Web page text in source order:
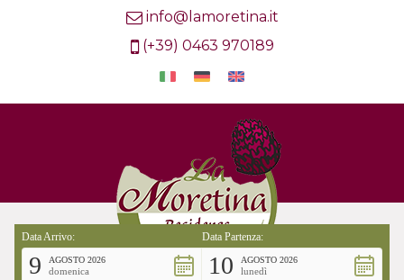
info@lamoretina.it
(+39) 0463 970189
Data Arrivo:
9 AGOSTO 2026
domenica
Data Partenza:
10 AGOSTO 2026
lunedì